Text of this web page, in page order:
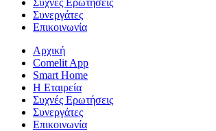
Συνεργάτες
Επικοινωνία
Αρχική
Comelit App
Smart Home
Η Εταιρεία
Συχνές Ερωτήσεις
Συνεργάτες
Επικοινωνία